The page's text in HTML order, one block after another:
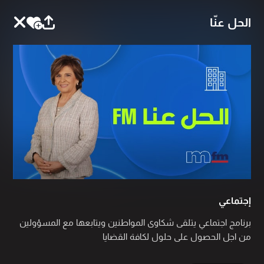
الحل عنّا
إجتماعي
برنامج اجتماعي يتلقى شكاوى المواطنين ويتابعها مع المسؤولين
من اجل الحصول على حلول لكافة القضايا